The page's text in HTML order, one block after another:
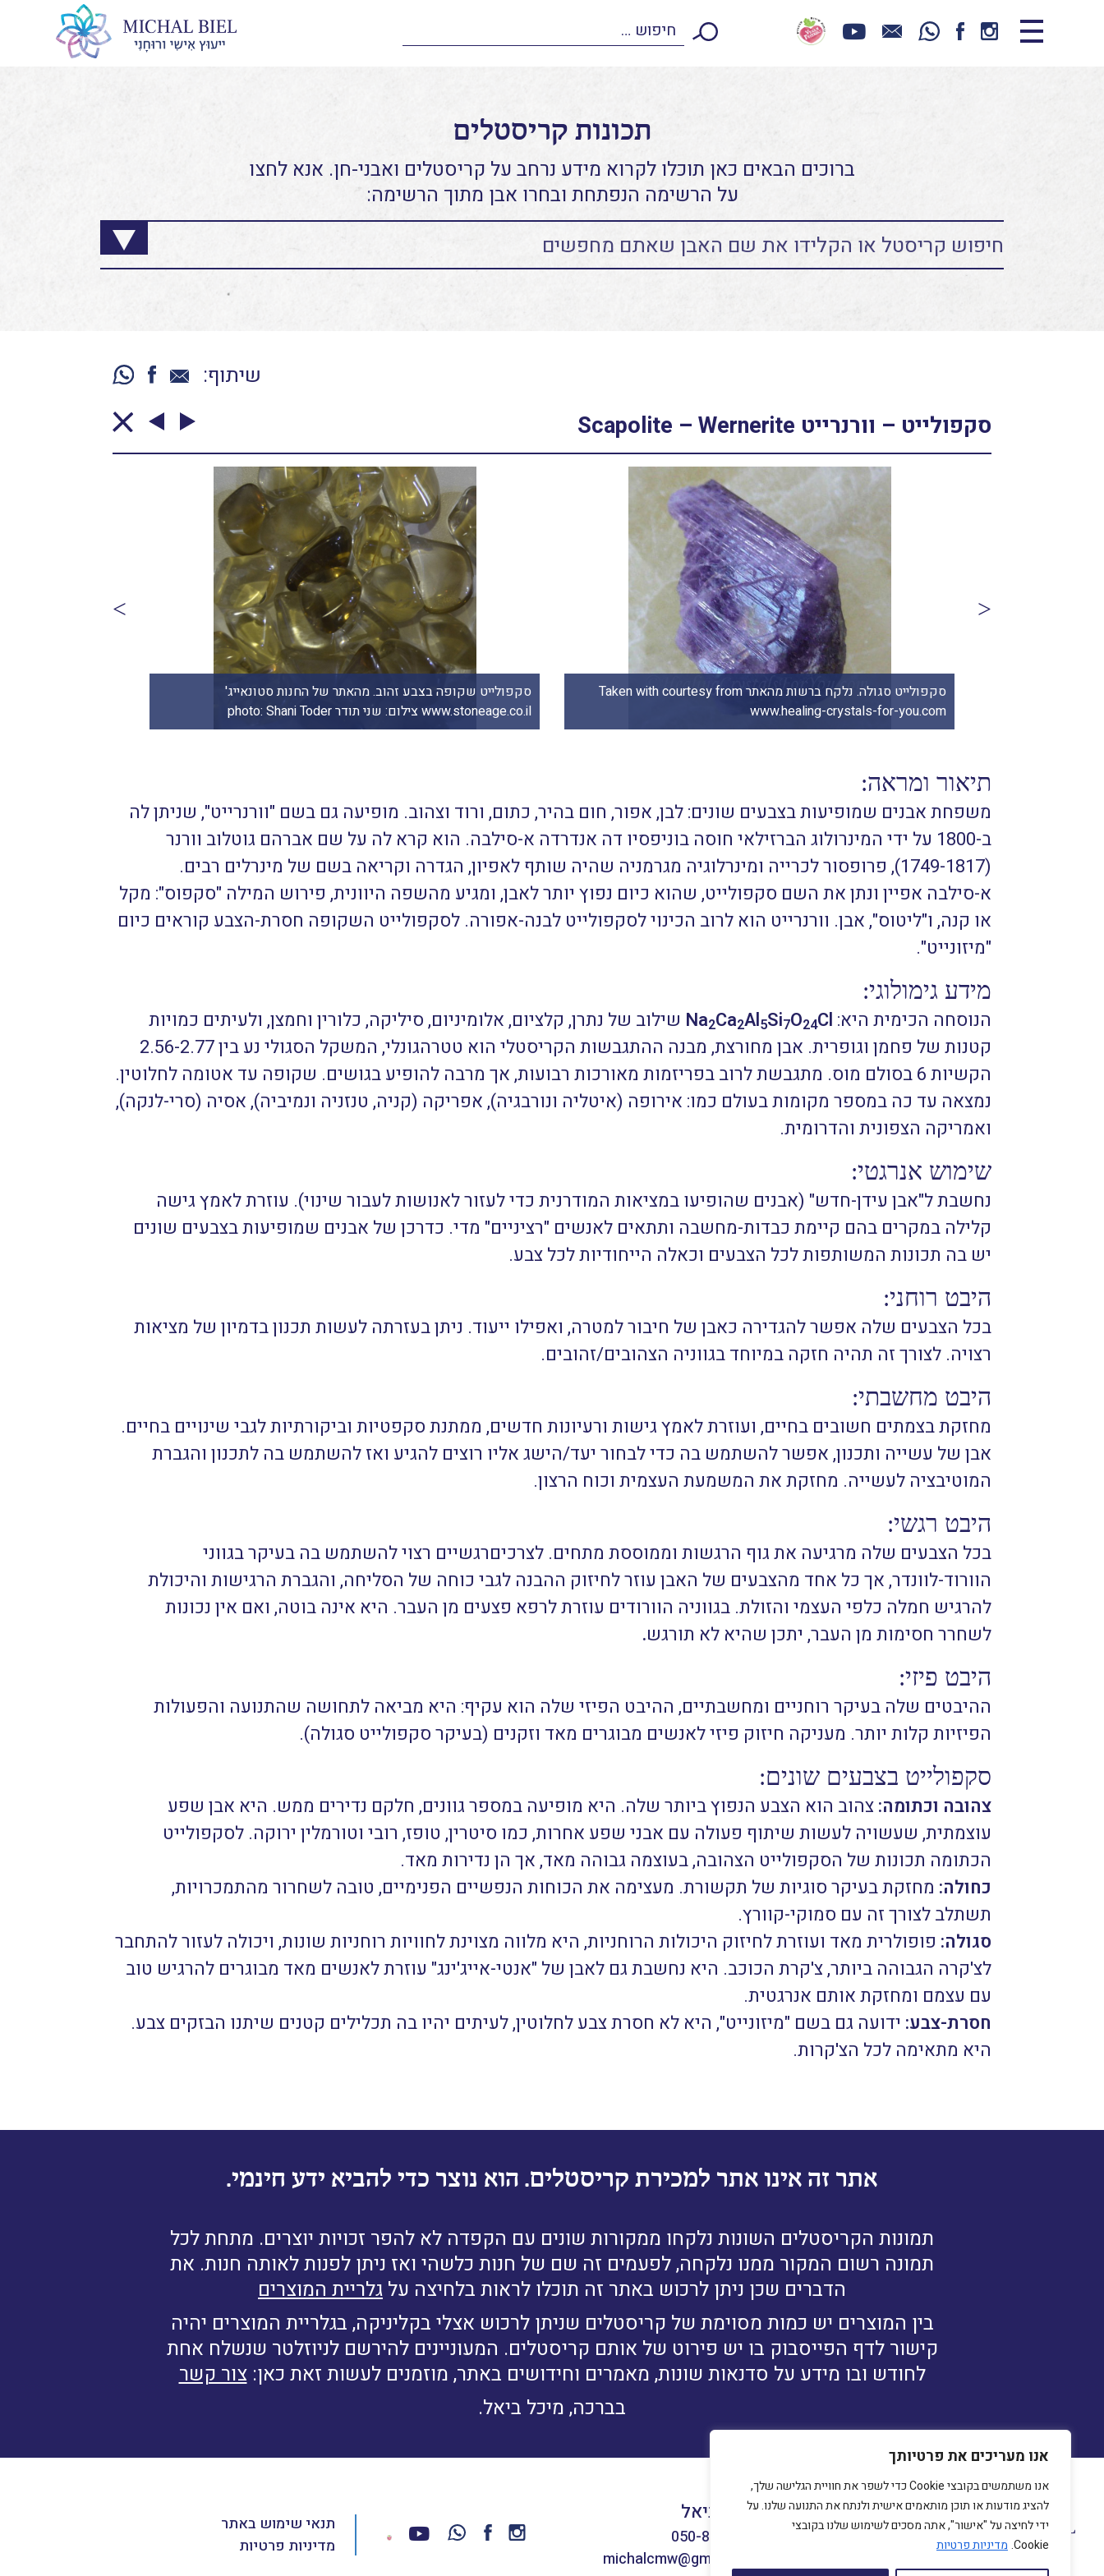
אנו מעריכים את פרטיותך
אנו משתמשים בקובצי Cookie כדי לשפר את חוויית הגלישה שלך,
להציג מודעות או תוכן מותאמים אישית ולנתח את התנועה שלנו. על
ידי לחיצה על "אישור", אתה מסכים לשימוש שלנו בקובצי
Cookie. מדיניות פרטיות
תכונות קריסטלים
ברוכים הבאים כאן תוכלו לקרוא מידע נרחב על קריסטלים ואבני-חן. אנא לחצו
על הרשימה הנפתחת ובחרו אבן מתוך הרשימה:
שיתוף:
סקפולייט – וורנרייט Scapolite – Wernerite
סקפולייט שקופה בצבע זהוב. מהאתר של החנות סטונאייג'
www.stoneage.co.il צילום: שני תודר photo: Shani Toder
סקפולייט סגולה. נלקח ברשות מהאתר Taken with courtesy from
www.healing-crystals-for-you.com
תיאור ומראה:
משפחת אבנים שמופיעות בצבעים שונים: לבן, אפור, חום בהיר, כתום, ורוד וצהוב. מופיעה גם בשם "וורנרייט", שניתן לה
ב-1800 על ידי המינרולוג הברזילאי חוסה בוניפסיו דה אנדרדה א-סילבה. הוא קרא לה על שם אברהם גוטלוב וורנר
(1749-1817), פרופסור לכרייה ומינרלוגיה מגרמניה שהיה שותף לאפיון, הגדרה וקריאה בשם של מינרלים רבים.
א-סילבה אפיין ונתן את השם סקפולייט, שהוא כיום נפוץ יותר לאבן, ומגיע מהשפה היוונית, פירוש המילה "סקפוס": מקל
או קנה, ו"ליטוס", אבן. וורנרייט הוא לרוב הכינוי לסקפולייט לבנה-אפורה. לסקפולייט השקופה חסרת-הצבע קוראים כיום
"מיזונייט".
מידע גימולוגי:
הנוסחה הכימית היא: Na2Ca2Al5Si7O24Cl
שילוב של נתרן, קלציום, אלומיניום, סיליקה, כלורין וחמצן, ולעיתים כמויות
קטנות של פחמן וגופרית. אבן מחורצת, מבנה ההתגבשות הקריסטלי הוא טטרהגונלי, המשקל הסגולי נע בין 2.56-2.77
הקשיות 6 בסולם מוס. מתגבשת לרוב בפריזמות מאורכות רבועות, אך מרבה להופיע בגושים. שקופה עד אטומה לחלוטין.
נמצאה עד כה במספר מקומות בעולם כמו: אירופה (איטליה ונורבגיה), אפריקה (קניה, טנזניה ונמיביה), אסיה (סרי-לנקה),
ואמריקה הצפונית והדרומית.
שימוש אנרגטי:
נחשבת ל"אבן עידן-חדש" (אבנים שהופיעו במציאות המודרנית כדי לעזור לאנושות לעבור שינוי). עוזרת לאמץ גישה
קלילה במקרים בהם קיימת כבדות-מחשבה ותתאים לאנשים "רציניים" מדי. כדרכן של אבנים שמופיעות בצבעים שונים
יש בה תכונות המשותפות לכל הצבעים וכאלה הייחודיות לכל צבע.
היבט רוחני:
בכל הצבעים שלה אפשר להגדירה כאבן של חיבור למטרה, ואפילו ייעוד. ניתן בעזרתה לעשות תכנון בדמיון של מציאות
רצויה. לצורך זה תהיה חזקה במיוחד בגווניה הצהובים/זהובים.
היבט מחשבתי:
מחזקת בצמתים חשובים בחיים, ועוזרת לאמץ גישות ורעיונות חדשים, ממתנת סקפטיות וביקורתיות לגבי שינויים בחיים.
אבן של עשייה ותכנון, אפשר להשתמש בה כדי לבחור יעד/הישג אליו רוצים להגיע ואז להשתמש בה לתכנון והגברת
המוטיבציה לעשייה. מחזקת את המשמעת העצמית וכוח הרצון.
היבט רגשי:
בכל הצבעים שלה מרגיעה את גוף הרגשות וממוססת מתחים. לצרכיםרגשיים רצוי להשתמש בה בעיקר בגווני
הוורוד-לוונדר, אך כל אחד מהצבעים של האבן עוזר לחיזוק ההבנה לגבי כוחה של הסליחה, והגברת הרגישות והיכולת
להרגיש חמלה כלפי העצמי והזולת. בגווניה הוורודים עוזרת לרפא פצעים מן העבר. היא אינה בוטה, ואם אין נכונות
לשחרר חסימות מן העבר, יתכן שהיא לא תורגש.
היבט פיזי:
ההיבטים שלה בעיקר רוחניים ומחשבתיים, ההיבט הפיזי שלה הוא עקיף: היא מביאה לתחושה שהתנועה והפעולות
הפיזיות קלות יותר. מעניקה חיזוק פיזי לאנשים מבוגרים מאד וזקנים (בעיקר סקפולייט סגולה).
סקפולייט בצבעים שונים:
צהובה וכתומה:צהוב הוא הצבע הנפוץ ביותר שלה. היא מופיעה במספר גוונים, חלקם נדירים ממש. היא אבן שפע
עוצמתית, שעשויה לעשות שיתוף פעולה עם אבני שפע אחרות, כמו סיטרין, טופז, רובי וטורמלין ירוקה. לסקפולייט
הכתומה תכונות של הסקפולייט הצהובה, בעוצמה גבוהה מאד, אך הן נדירות מאד.
כחולה: מחזקת בעיקר סוגיות של תקשורת. מעצימה את הכוחות הנפשיים הפנימיים, טובה לשחרור מהתמכרויות,
תשתלב לצורך זה עם סמוקי-קוורץ.
סגולה: פופולרית מאד ועוזרת לחיזוק היכולות הרוחניות, היא מלווה מצוינת לחוויות רוחניות שונות, ויכולה לעזור להתחבר
לצ'קרה הגבוהה ביותר, צ'קרת הכוכב. היא נחשבת גם לאבן של "אנטי-אייג'ינג" עוזרת לאנשים מאד מבוגרים להרגיש טוב
עם עצמם ומחזקת אותם אנרגטית.
חסרת-צבע: ידועה גם בשם "מיזונייט", היא לא חסרת צבע לחלוטין, לעיתים יהיו בה תכלילים קטנים שיתנו הבזקים צבע.
היא מתאימה לכל הצ'קרות.
אתר זה אינו אתר למכירת קריסטלים. הוא נוצר כדי להביא ידע חינמי.
תמונות הקריסטלים השונות נלקחו ממקורות שונים עם הקפדה לא להפר זכויות יוצרים. מתחת לכל
תמונה רשום המקור ממנו נלקחה, לפעמים זה שם של חנות כלשהי ואז ניתן לפנות לאותה חנות. את
הדברים שכן ניתן לרכוש באתר זה תוכלו לראות בלחיצה על גלריית המוצרים
בין המוצרים יש כמות מסוימת של קריסטלים שניתן לרכוש אצלי בקליניקה, בגלריית המוצרים יהיה
קישור לדף הפייסבוק בו יש פירוט של אותם קריסטלים. המעוניינים להירשם לניוזלטר שנשלח אחת
לחודש ובו מידע על סדנאות שונות, מאמרים וחידושים באתר, מוזמנים לעשות זאת כאן:צור קשר
בברכה, מיכל ביאל.
מיכל ביאל
050-8660230
michalcmw@gmail.com
תנאי שימוש באתר
מדיניות פרטיות